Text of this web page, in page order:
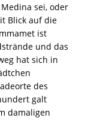
sei, oder
Blick auf die
ist
und das
hat sich in
des
galt
damaligen